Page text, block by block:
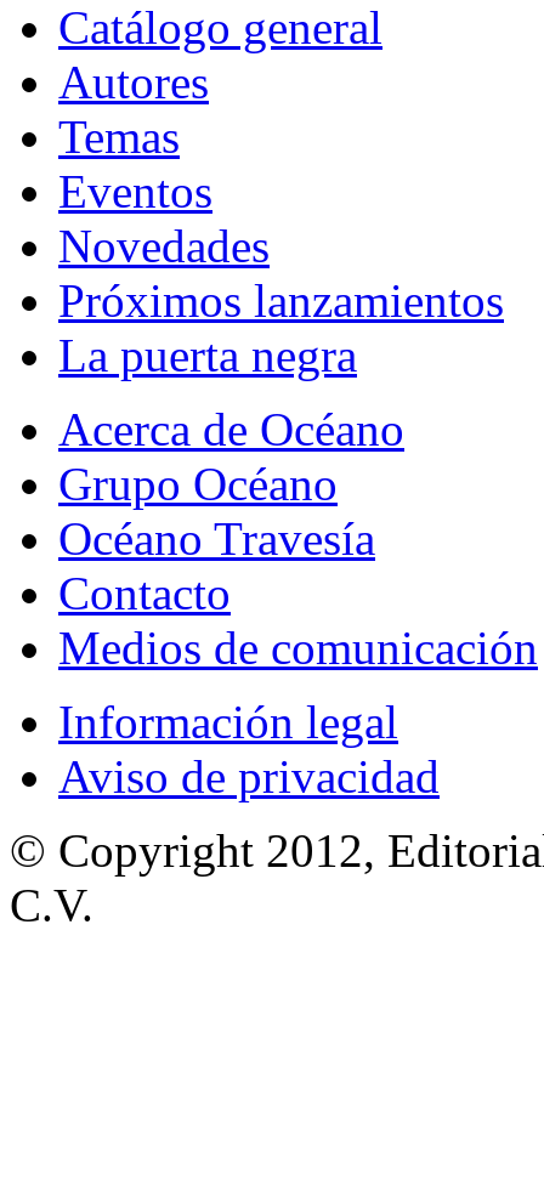
Catálogo general
Autores
Temas
Eventos
Novedades
Próximos lanzamientos
La puerta negra
Acerca de Océano
Grupo Océano
Océano Travesía
Contacto
Medios de comunicación
Información legal
Aviso de privacidad
© Copyright 2012,
C.V.